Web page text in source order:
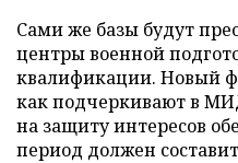
Сами же базы будут
центры военной
квалификации. Новый
как подчеркивают в
на защиту интересов
период должен